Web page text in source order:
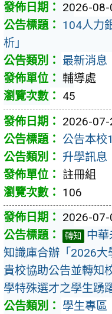
2026-08-
104人力
析」
最新消息
輔導處
45
2026-07-
公告本校
升學訊息
註冊組
106
2026-07-
轉知
中
知識庫合辦「2026大
貴校協助公告並轉知
學特殊選才之學生踴
學生專區